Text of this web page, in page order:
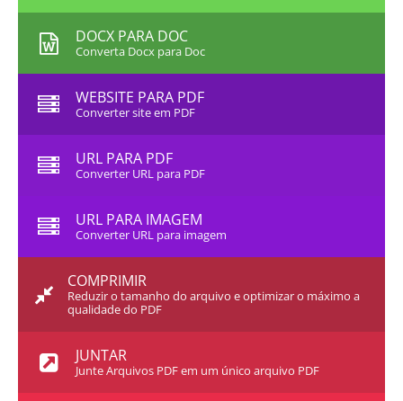
DOCX PARA DOC
Converta Docx para Doc
WEBSITE PARA PDF
Converter site em PDF
URL PARA PDF
Converter URL para PDF
URL PARA IMAGEM
Converter URL para imagem
COMPRIMIR
Reduzir o tamanho do arquivo e optimizar o máximo a
qualidade do PDF
JUNTAR
Junte Arquivos PDF em um único arquivo PDF